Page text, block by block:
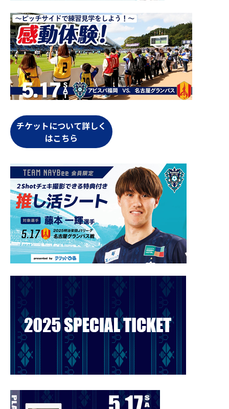
チケットについて詳しく
はこちら